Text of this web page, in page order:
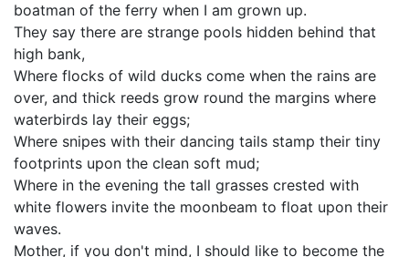
boatman of the ferry when I am grown up.
They say there are strange pools hidden behind that
high bank,
Where flocks of wild ducks come when the rains are
over, and thick reeds grow round the margins where
waterbirds lay their eggs;
Where snipes with their dancing tails stamp their tiny
footprints upon the clean soft mud;
Where in the evening the tall grasses crested with
white flowers invite the moonbeam to float upon their
waves.
Mother, if you don't mind, I should like to become the